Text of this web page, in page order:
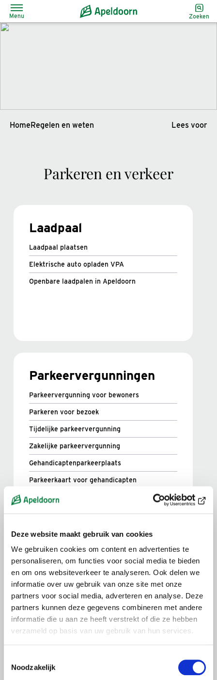
Deze website maakt gebruik van cookies
We gebruiken cookies om content en advertenties te
personaliseren, om functies voor social media te bieden
en om ons websiteverkeer te analyseren. Ook delen we
informatie over uw gebruik van onze site met onze
partners voor social media, adverteren en analyse. Deze
partners kunnen deze gegevens combineren met andere
informatie die u aan ze heeft verstrekt of die ze hebben
verzameld op basis van uw gebruik van hun services.
Noodzakelijk
Menu Zoeken
HomeRegelen en weten Lees voor
Parkeren en verkeer
Laadpaal
Laadpaal plaatsen
Elektrische auto opladen VPA
Openbare laadpalen in Apeldoorn
Parkeervergunningen
Parkeervergunning voor bewoners
Parkeren voor bezoek
Tijdelijke parkeervergunning
Zakelijke parkeervergunning
Gehandicaptenparkeerplaats
Parkeerkaart voor gehandicapten
Parkeervergunning opzeggen
Verkeersontheffingen
Verkeersregels- of verkeerstekensontheffing
Ontheffing berijden voetgangersdomein
Ontheffing fietsparkeerverbod aanvragen